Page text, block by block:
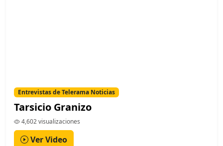
Entrevistas de Telerama Noticias
Tarsicio Granizo
4,602 visualizaciones
Ver Video